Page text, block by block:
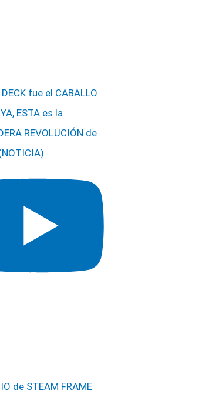
fue el CABALLO
ESTA es la
REVOLUCIÓN de
de STEAM FRAME